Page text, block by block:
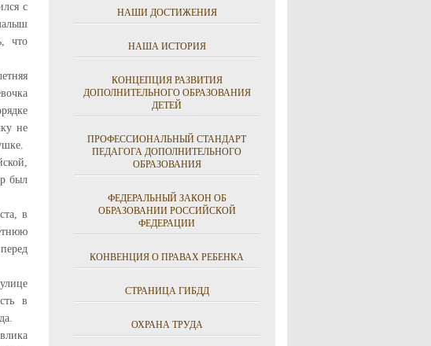
с
что
не
был
в
в
НАШИ ДОСТИЖЕНИЯ
НАША ИСТОРИЯ
КОНЦЕПЦИЯ РАЗВИТИЯ
ДОПОЛНИТЕЛЬНОГО ОБРАЗОВАНИЯ
ДЕТЕЙ
ПРОФЕССИОНАЛЬНЫЙ СТАНДАРТ
ПЕДАГОГА ДОПОЛНИТЕЛЬНОГО
ОБРАЗОВАНИЯ
ФЕДЕРАЛЬНЫЙ ЗАКОН ОБ
ОБРАЗОВАНИИ РОССИЙСКОЙ
ФЕДЕРАЦИИ
КОНВЕНЦИЯ О ПРАВАХ РЕБЕНКА
СТРАНИЦА ГИБДД
ОХРАНА ТРУДА